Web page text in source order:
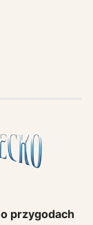
przygodach